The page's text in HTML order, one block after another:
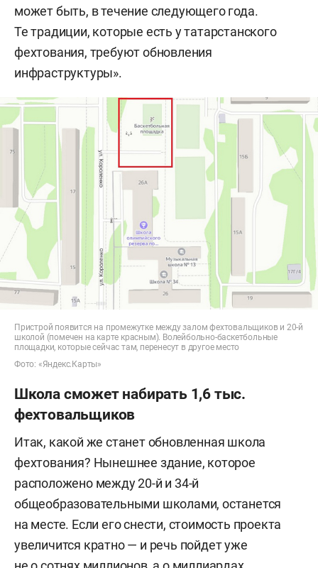
может быть, в течение следующего года.
Те традиции, которые есть у татарстанского
фехтования, требуют обновления
инфраструктуры».
Пристрой появится на промежутке между залом фехтовальщиков и 20-й
школой (помечен на карте красным). Волейбольно-баскетбольные
площадки, которые сейчас там, перенесут в другое место
Фото: «Яндекс.Карты»
Школа сможет набирать 1,6 тыс.
фехтовальщиков
Итак, какой же станет обновленная школа
фехтования? Нынешнее здание, которое
расположено между 20-й и 34-й
общеобразовательными школами, останется
на месте. Если его снести, стоимость проекта
увеличится кратно — и речь пойдет уже